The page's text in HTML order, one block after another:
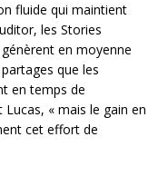
fluide qui maintient
les Stories
en moyenne
que les
en temps de
« mais le gain en
cet effort de